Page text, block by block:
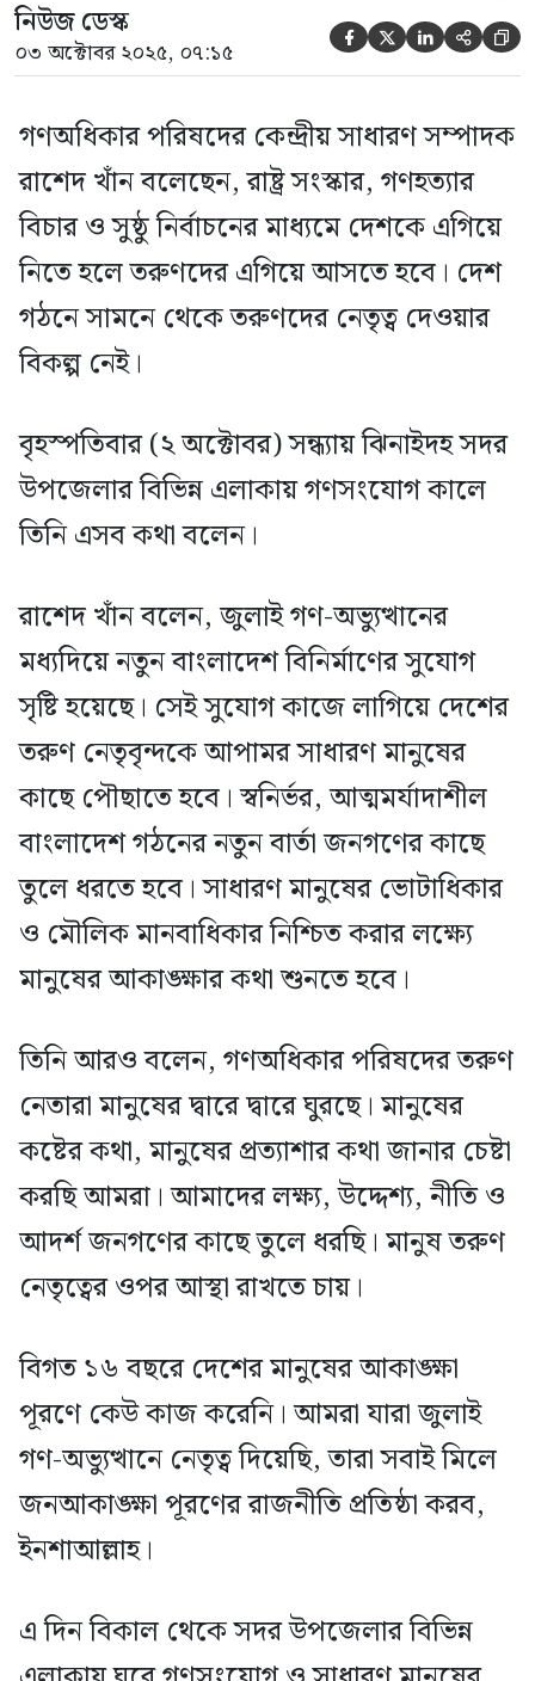
নিউজ ডেস্ক
০৩ অক্টোবর ২০২৫, ০৭:১৫     
গণঅধিকার পরিষদের কেন্দ্রীয় সাধারণ সম্পাদক
রাশেদ খাঁন বলেছেন, রাষ্ট্র সংস্কার, গণহত্যার
বিচার ও সুষ্ঠু নির্বাচনের মাধ্যমে দেশকে এগিয়ে
নিতে হলে তরুণদের এগিয়ে আসতে হবে। দেশ
গঠনে সামনে থেকে তরুণদের নেতৃত্ব দেওয়ার
বিকল্প নেই।
বৃহস্পতিবার (২ অক্টোবর) সন্ধ্যায় ঝিনাইদহ সদর
উপজেলার বিভিন্ন এলাকায় গণসংযোগ কালে
তিনি এসব কথা বলেন।
রাশেদ খাঁন বলেন, জুলাই গণ-অভ্যুত্থানের
মধ্যদিয়ে নতুন বাংলাদেশ বিনির্মাণের সুযোগ
সৃষ্টি হয়েছে। সেই সুযোগ কাজে লাগিয়ে দেশের
তরুণ নেতৃবৃন্দকে আপামর সাধারণ মানুষের
কাছে পৌছাতে হবে। স্বনির্ভর, আত্মমর্যাদাশীল
বাংলাদেশ গঠনের নতুন বার্তা জনগণের কাছে
তুলে ধরতে হবে। সাধারণ মানুষের ভোটাধিকার
ও মৌলিক মানবাধিকার নিশ্চিত করার লক্ষ্যে
মানুষের আকাঙ্ক্ষার কথা শুনতে হবে।
তিনি আরও বলেন, গণঅধিকার পরিষদের তরুণ
নেতারা মানুষের দ্বারে দ্বারে ঘুরছে। মানুষের
কষ্টের কথা, মানুষের প্রত্যাশার কথা জানার চেষ্টা
করছি আমরা। আমাদের লক্ষ্য, উদ্দেশ্য, নীতি ও
আদর্শ জনগণের কাছে তুলে ধরছি। মানুষ তরুণ
নেতৃত্বের ওপর আস্থা রাখতে চায়।
বিগত ১৬ বছরে দেশের মানুষের আকাঙ্ক্ষা
পূরণে কেউ কাজ করেনি। আমরা যারা জুলাই
গণ-অভ্যুত্থানে নেতৃত্ব দিয়েছি, তারা সবাই মিলে
জনআকাঙ্ক্ষা পূরণের রাজনীতি প্রতিষ্ঠা করব,
ইনশাআল্লাহ।
এ দিন বিকাল থেকে সদর উপজেলার বিভিন্ন